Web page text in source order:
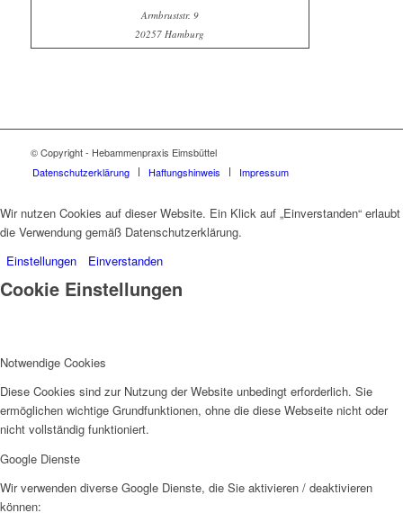
Armbruststr. 9
20257 Hamburg
© Copyright - Hebammenpraxis Eimsbüttel
Datenschutzerklärung
Haftungshinweis Impressum
Wir nutzen Cookies auf dieser Website. Ein Klick auf „Einverstanden“ erlaubt
die Verwendung gemäß Datenschutzerklärung.
Einstellungen
Einverstanden
Cookie Einstellungen
Notwendige Cookies
Diese Cookies sind zur Nutzung der Website unbedingt erforderlich. Sie
ermöglichen wichtige Grundfunktionen, ohne die diese Webseite nicht oder
nicht vollständig funktioniert.
Google Dienste
Wir verwenden diverse Google Dienste, die Sie aktivieren / deaktivieren
können: